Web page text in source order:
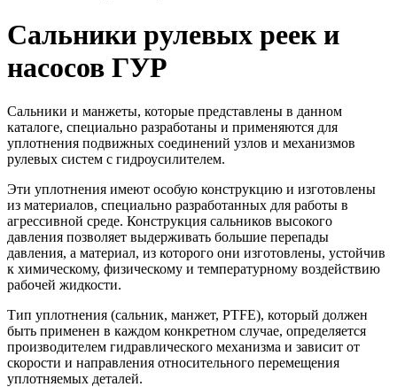
Сальники рулевых реек и
насосов ГУР
Сальники и манжеты, которые представлены в данном
каталоге, специально разработаны и применяются для
уплотнения подвижных соединений узлов и механизмов
рулевых систем с гидроусилителем.
Эти уплотнения имеют особую конструкцию и изготовлены
из материалов, специально разработанных для работы в
агрессивной среде. Конструкция сальников высокого
давления позволяет выдерживать большие перепады
давления, а материал, из которого они изготовлены, устойчив
к химическому, физическому и температурному воздействию
рабочей жидкости.
Тип уплотнения (сальник, манжет, PTFE), который должен
быть применен в каждом конкретном случае, определяется
производителем гидравлического механизма и зависит от
скорости и направления относительного перемещения
уплотняемых деталей.